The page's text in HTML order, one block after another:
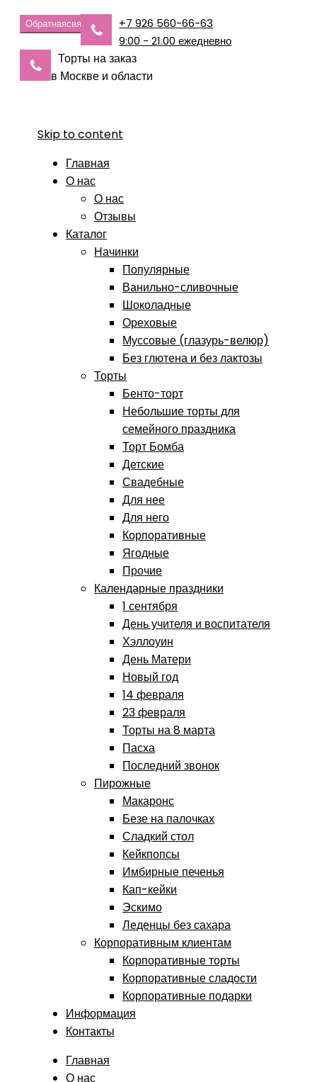
Обратнаясвязь
+7 926 560-66-63
9:00 - 21.00 ежедневно
Торты на заказ
в Москве и области
Skip to content
Главная
О нас
О нас
Отзывы
Каталог
Начинки
Популярные
Ванильно-сливочные
Шоколадные
Ореховые
Муссовые (глазурь-велюр)
Без глютена и без лактозы
Торты
Бенто-торт
Небольшие торты для
семейного праздника
Торт Бомба
Детские
Свадебные
Для нее
Для него
Корпоративные
Ягодные
Прочие
Календарные праздники
1 сентября
День учителя и воспитателя
Хэллоуин
День Матери
Новый год
14 февраля
23 февраля
Торты на 8 марта
Пасха
Последний звонок
Пирожные
Макаронс
Безе на палочках
Сладкий стол
Кейкпопсы
Имбирные печенья
Кап-кейки
Эскимо
Леденцы без сахара
Корпоративным клиентам
Корпоративные торты
Корпоративные сладости
Корпоративные подарки
Информация
Контакты
Главная
О нас